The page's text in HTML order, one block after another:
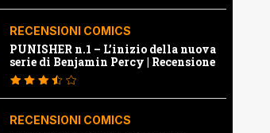
RECENSIONI COMICS
PUNISHER n.1 – L’inizio della nuova
serie di Benjamin Percy | Recensione
RECENSIONI COMICS